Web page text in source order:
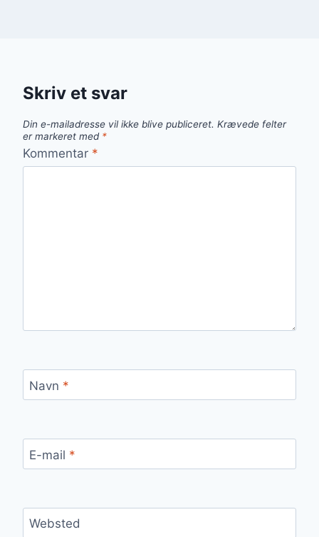
Skriv et svar
Din e-mailadresse vil ikke blive publiceret. Krævede felter
er markeret med *
Kommentar *
Navn *
E-mail *
Websted